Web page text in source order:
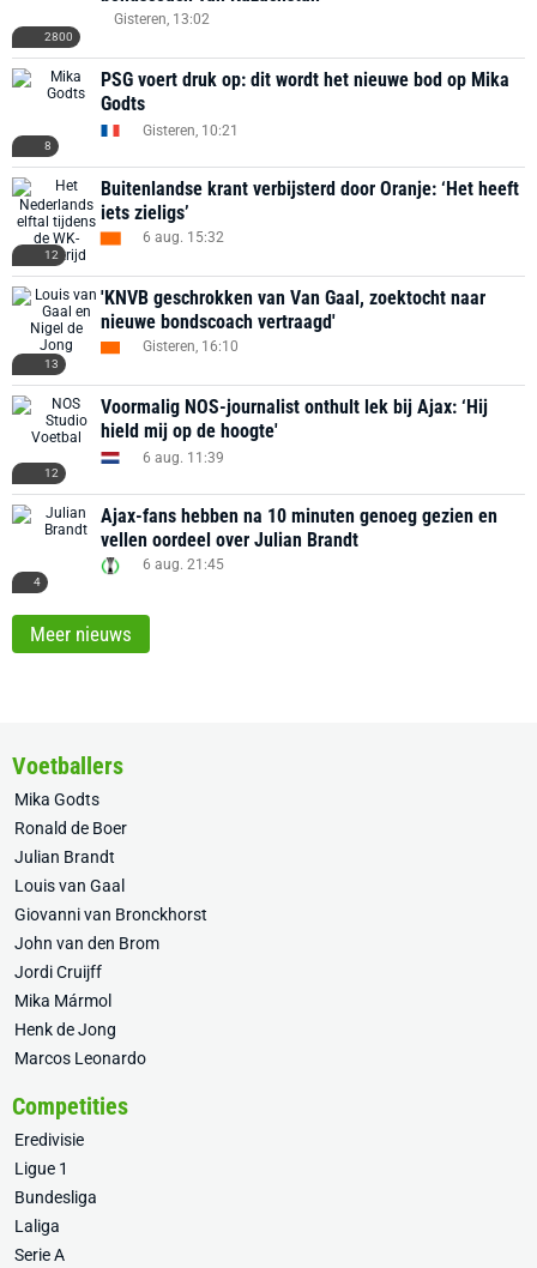
2800
Gisteren, 13:02
8
PSG voert druk op: dit wordt het nieuwe bod op Mika
Godts
Gisteren, 10:21
12
Buitenlandse krant verbijsterd door Oranje: ‘Het heeft
iets zieligs’
6 aug. 15:32
13
'KNVB geschrokken van Van Gaal, zoektocht naar
nieuwe bondscoach vertraagd'
Gisteren, 16:10
12
Voormalig NOS-journalist onthult lek bij Ajax: ‘Hij
hield mij op de hoogte'
6 aug. 11:39
4
Ajax-fans hebben na 10 minuten genoeg gezien en
vellen oordeel over Julian Brandt
6 aug. 21:45
Meer nieuws
Voetballers
Mika Godts
Ronald de Boer
Julian Brandt
Louis van Gaal
Giovanni van Bronckhorst
John van den Brom
Jordi Cruijff
Mika Mármol
Henk de Jong
Marcos Leonardo
Competities
Eredivisie
Ligue 1
Bundesliga
Laliga
Serie A